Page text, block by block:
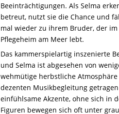
Beeinträchtigungen. Als Selma
betreut, nutzt sie die Chance und
mal wieder zu ihrem Bruder, der
Pflegeheim am Meer lebt.
Das kammerspielartig inszenierte
und Selma ist abgesehen von
wehmütige herbstliche
dezenten Musikbegleitung
einfühlsame Akzente, ohne sich in
Figuren bewegen sich oft unter